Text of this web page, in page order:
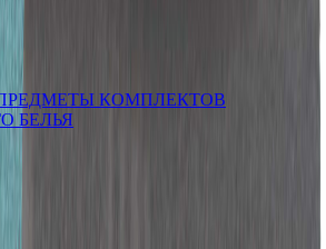
КОМПЛЕКТОВ
БЕЛЬЯ